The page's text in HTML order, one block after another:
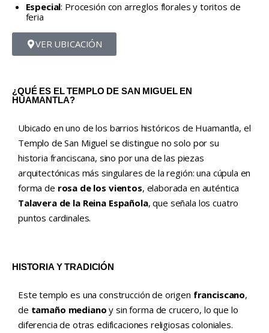
Especial: Procesión con arreglos florales y toritos de
feria
VER UBICACIÓN
¿QUÉ ES EL TEMPLO DE SAN MIGUEL EN
HUAMANTLA?
Ubicado en uno de los barrios históricos de Huamantla, el
Templo de San Miguel se distingue no solo por su
historia franciscana, sino por una de las piezas
arquitectónicas más singulares de la región: una cúpula en
forma de rosa de los vientos, elaborada en auténtica
Talavera de la Reina Española, que señala los cuatro
puntos cardinales.
HISTORIA Y TRADICIÓN
Este templo es una construcción de origen franciscano,
de tamaño mediano y sin forma de crucero, lo que lo
diferencia de otras edificaciones religiosas coloniales.